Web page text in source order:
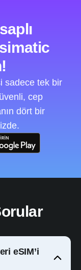
sadece tek bir
cep
dört bir
eSIM’i